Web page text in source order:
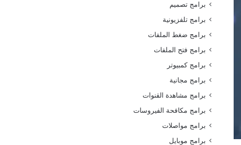
برامج تصميم
برامج تلفزيونية
برامج ضغط الملفات
برامج فتح الملفات
برامج كمبيوتر
برامج مجانية
برامج مشاهدة القنوات
برامج مكافحة الفيروسات
برامج مواصلات
برامج موبايل